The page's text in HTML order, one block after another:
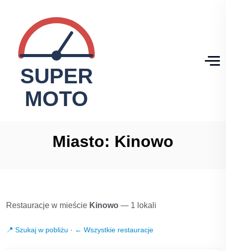
Miasto: Kinowo
Restauracje w mieście Kinowo — 1 lokali
📍 Szukaj w pobliżu · ← Wszystkie restauracje